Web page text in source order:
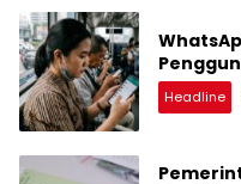
Headline